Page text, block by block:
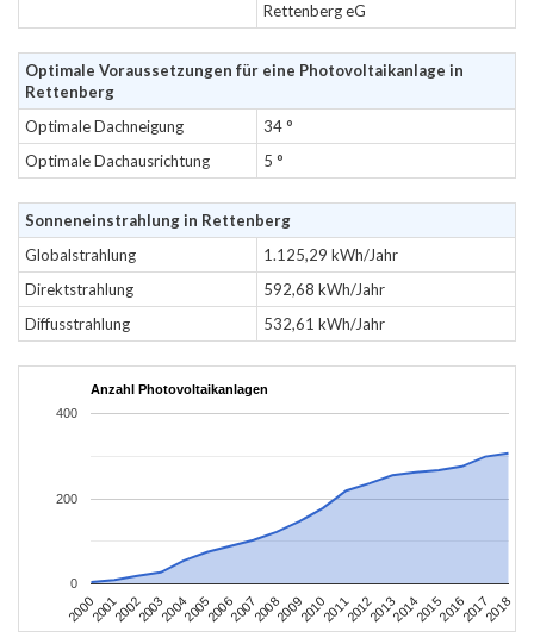
Rettenberg eG
Optimale Voraussetzungen für eine Photovoltaikanlage in
Rettenberg
Optimale Dachneigung
34 °
Optimale Dachausrichtung
5 °
Sonneneinstrahlung in Rettenberg
Globalstrahlung
1.125,29 kWh/Jahr
Direktstrahlung
592,68 kWh/Jahr
Diffusstrahlung
532,61 kWh/Jahr
Anzahl Photovoltaikanlagen
2000200120022003200420052006200720082009201020112012201320142015201620172018
0
200
400